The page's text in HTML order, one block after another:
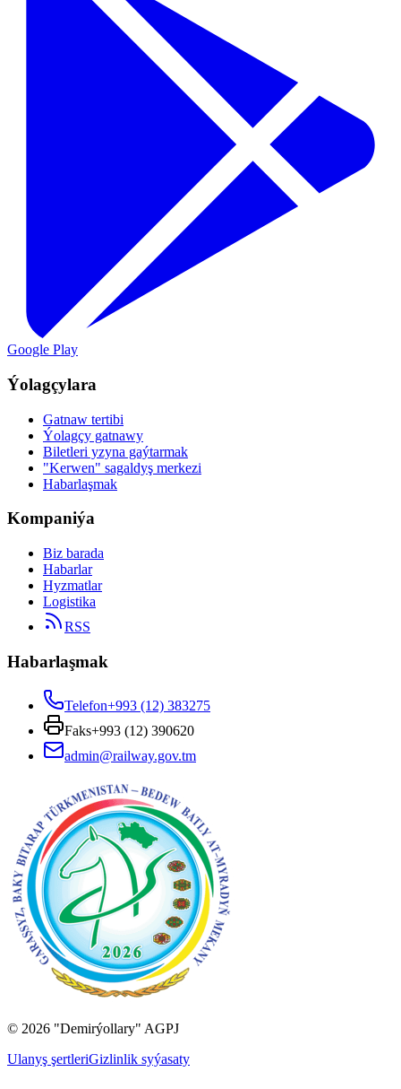
Google Play
Ýolagçylara
Gatnaw tertibi
Ýolagçy gatnawy
Biletleri yzyna gaýtarmak
"Kerwen" sagaldyş merkezi
Habarlaşmak
Kompaniýa
Biz barada
Habarlar
Hyzmatlar
Logistika
RSS
Habarlaşmak
Telefon+993 (12) 383275
Faks+993 (12) 390620
admin@railway.gov.tm
© 2026 "Demirýollary" AGPJ
Ulanyş şertleriGizlinlik syýasaty